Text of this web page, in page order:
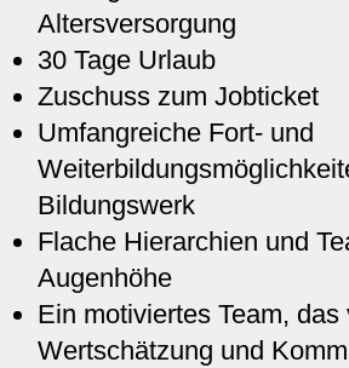
Altersversorgung
30 Tage Urlaub
Zuschuss zum Jobticket
Umfangreiche Fort- und
Bildungswerk
Flache Hierarchien und
Augenhöhe
Ein motiviertes Team,
Wertschätzung und